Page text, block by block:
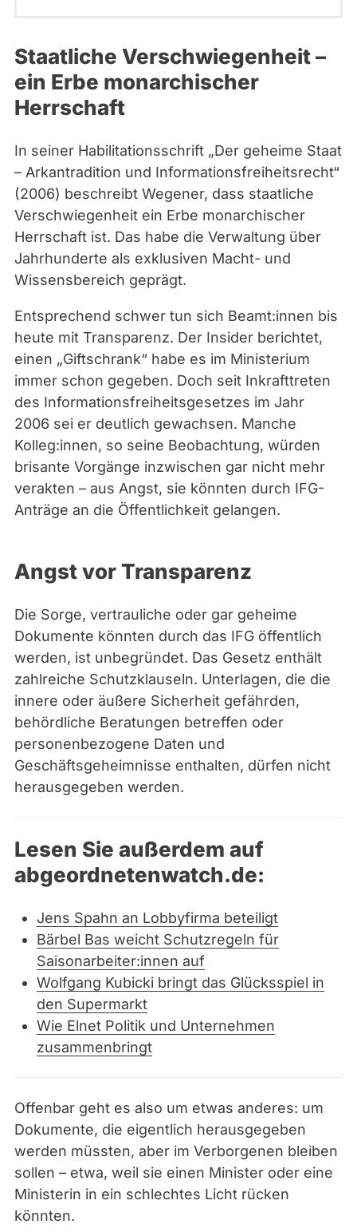
Staatliche Verschwiegenheit –
ein Erbe monarchischer
Herrschaft
In seiner Habilitationsschrift „Der geheime Staat
– Arkantradition und Informationsfreiheitsrecht“
(2006) beschreibt Wegener, dass staatliche
Verschwiegenheit ein Erbe monarchischer
Herrschaft ist. Das habe die Verwaltung über
Jahrhunderte als exklusiven Macht- und
Wissensbereich geprägt.
Entsprechend schwer tun sich Beamt:innen bis
heute mit Transparenz. Der Insider berichtet,
einen „Giftschrank“ habe es im Ministerium
immer schon gegeben. Doch seit Inkrafttreten
des Informationsfreiheitsgesetzes im Jahr
2006 sei er deutlich gewachsen. Manche
Kolleg:innen, so seine Beobachtung, würden
brisante Vorgänge inzwischen gar nicht mehr
verakten – aus Angst, sie könnten durch IFG-
Anträge an die Öffentlichkeit gelangen.
Angst vor Transparenz
Die Sorge, vertrauliche oder gar geheime
Dokumente könnten durch das IFG öffentlich
werden, ist unbegründet. Das Gesetz enthält
zahlreiche Schutzklauseln. Unterlagen, die die
innere oder äußere Sicherheit gefährden,
behördliche Beratungen betreffen oder
personenbezogene Daten und
Geschäftsgeheimnisse enthalten, dürfen nicht
herausgegeben werden.
Lesen Sie außerdem auf
abgeordnetenwatch.de:
Jens Spahn an Lobbyfirma beteiligt
Bärbel Bas weicht Schutzregeln für
Saisonarbeiter:innen auf
Wolfgang Kubicki bringt das Glücksspiel in
den Supermarkt
Wie Elnet Politik und Unternehmen
zusammenbringt
Offenbar geht es also um etwas anderes: um
Dokumente, die eigentlich herausgegeben
werden müssten, aber im Verborgenen bleiben
sollen – etwa, weil sie einen Minister oder eine
Ministerin in ein schlechtes Licht rücken
könnten.